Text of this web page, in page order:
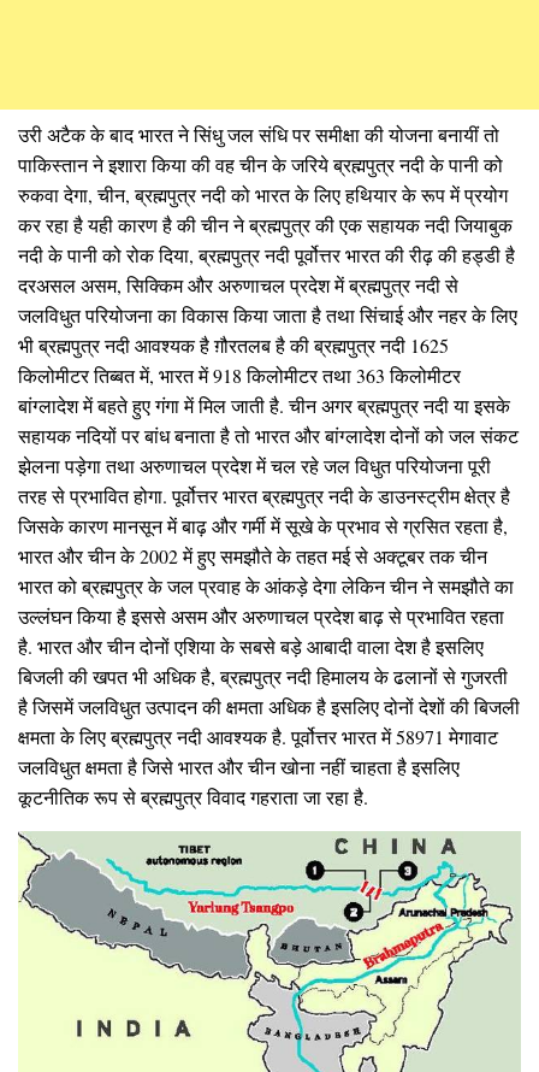
उरी अटैक के बाद भारत ने सिंधु जल संधि पर समीक्षा की योजना बनायीं तो
पाकिस्तान ने इशारा किया की वह चीन के जरिये ब्रह्मपुत्र नदी के पानी को
रुकवा देगा, चीन, ब्रह्मपुत्र नदी को भारत के लिए हथियार के रूप में प्रयोग
कर रहा है यही कारण है की चीन ने ब्रह्मपुत्र की एक सहायक नदी जियाबुक
नदी के पानी को रोक दिया, ब्रह्मपुत्र नदी पूर्वोत्तर भारत की रीढ़ की हड्डी है
दरअसल असम, सिक्किम और अरुणाचल प्रदेश में ब्रह्मपुत्र नदी से
जलविधुत परियोजना का विकास किया जाता है तथा सिंचाई और नहर के लिए
भी ब्रह्मपुत्र नदी आवश्यक है ग़ौरतलब है की ब्रह्मपुत्र नदी 1625
किलोमीटर तिब्बत में, भारत में 918 किलोमीटर तथा 363 किलोमीटर
बांग्लादेश में बहते हुए गंगा में मिल जाती है. चीन अगर ब्रह्मपुत्र नदी या इसके
सहायक नदियों पर बांध बनाता है तो भारत और बांग्लादेश दोनों को जल संकट
झेलना पड़ेगा तथा अरुणाचल प्रदेश में चल रहे जल विधुत परियोजना पूरी
तरह से प्रभावित होगा. पूर्वोत्तर भारत ब्रह्मपुत्र नदी के डाउनस्ट्रीम क्षेत्र है
जिसके कारण मानसून में बाढ़ और गर्मी में सूखे के प्रभाव से ग्रसित रहता है,
भारत और चीन के 2002 में हुए समझौते के तहत मई से अक्टूबर तक चीन
भारत को ब्रह्मपुत्र के जल प्रवाह के आंकड़े देगा लेकिन चीन ने समझौते का
उल्लंघन किया है इससे असम और अरुणाचल प्रदेश बाढ़ से प्रभावित रहता
है. भारत और चीन दोनों एशिया के सबसे बड़े आबादी वाला देश है इसलिए
बिजली की खपत भी अधिक है, ब्रह्मपुत्र नदी हिमालय के ढलानों से गुजरती
है जिसमें जलविधुत उत्पादन की क्षमता अधिक है इसलिए दोनों देशों की बिजली
क्षमता के लिए ब्रह्मपुत्र नदी आवश्यक है. पूर्वोत्तर भारत में 58971 मेगावाट
जलविधुत क्षमता है जिसे भारत और चीन खोना नहीं चाहता है इसलिए
कूटनीतिक रूप से ब्रह्मपुत्र विवाद गहराता जा रहा है.